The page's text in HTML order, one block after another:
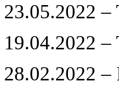
23.05.2022 –
19.04.2022 –
28.02.2022 –